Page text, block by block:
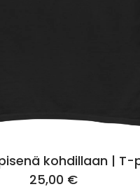
kohdillaan | T-
25,00 €